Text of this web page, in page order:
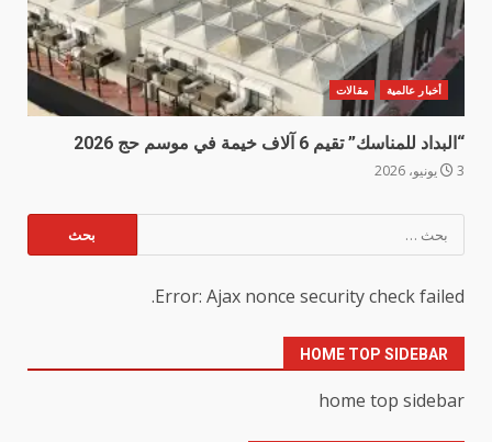
أخبار عالمية مقالات
“البداد للمناسك” تقيم 6 آلاف خيمة في موسم حج 2026
3 يونيو، 2026
عن:
Error: Ajax nonce security check failed.
HOME TOP SIDEBAR
home top sidebar